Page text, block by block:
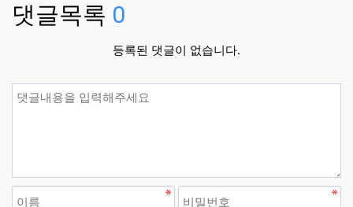
댓글목록 0
등록된 댓글이 없습니다.